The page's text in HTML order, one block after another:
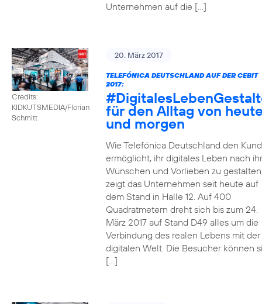
Unternehmen auf die […]
Credits:
KIDKUTSMEDIA/Florian
Schmitt
20. März 2017
TELEFÓNICA DEUTSCHLAND AUF DER CEBIT
2017:
für den Alltag von
und morgen
Wie Telefónica Deutschland den
ermöglicht, ihr digitales Leben nach
Wünschen und Vorlieben zu
zeigt das Unternehmen seit heute auf
dem Stand in Halle 12. Auf 400
Quadratmetern dreht sich bis zum 24.
März 2017 auf Stand D49 alles um die
Verbindung des realen Lebens mit der
digitalen Welt. Die Besucher können
[…]